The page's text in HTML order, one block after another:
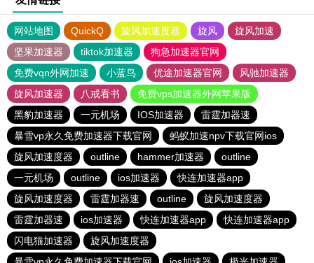
网站地图 QuickQ 旋风加速度器 旋风
旋风加速
坚果加速器
tiktok加速器
狗急加速器官网
免费vqn外网加速
小蓝鸟 优途加速器官网
风驰加速器
旋风加速器
八戒看书
免费vps加速器外网苹果版
黑豹加速器
一元机场 IOS加速器
雷霆加器速
暴雪vp永久免费加速器下载官网
蚂蚁加速npv下载官网ios
旋风加速度器
outline hammer加速器
outline
一元机场
outline ios加速器
快连加速器app
旋风加速度器
雷霆加器速 outline
旋风加速度器
雷霆加器速
ios加速器 快连加速器app
快连加速器app
闪电猫加速器
旋风加速度器